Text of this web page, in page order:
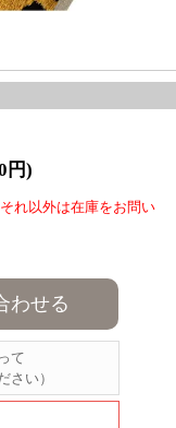
円)
れ以外は在庫をお問い
わせる
て
さい）